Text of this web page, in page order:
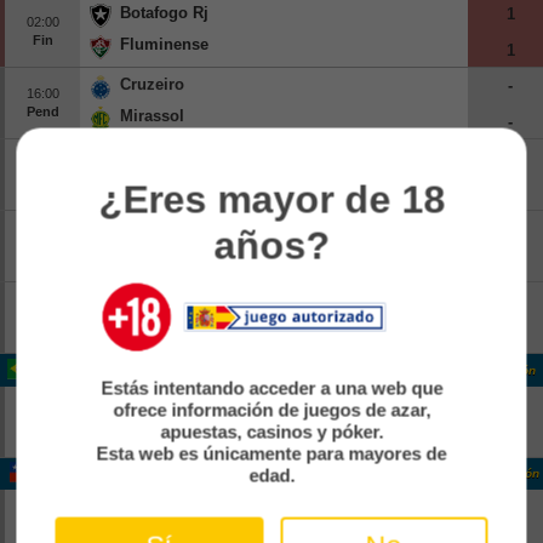
02:00
Fin
Botafogo Rj
Fluminense
1
1
16:00
Pend
Cruzeiro
Mirassol
-
-
Internacional
Vasco Da Gama
Santos FC
Athletico Paranaense
Clasificación
Red Bull Bragantino
Corinthians
Clasificación
18:30
Universidad De Concepcion
¿Eres mayor de 18
años?
Estás intentando acceder a una web que
ofrece información de juegos de azar,
apuestas, casinos y póker.
Esta web es únicamente para mayores de
edad.